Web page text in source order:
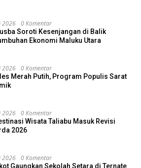
2026 0 Komentar
Soroti Kesenjangan di Balik
Ekonomi Maluku Utara
2026 0 Komentar
Merah Putih, Program Populis Sarat
2026 0 Komentar
Wisata Taliabu Masuk Revisi
2026
2026 0 Komentar
Gaungkan Sekolah Setara di Ternate